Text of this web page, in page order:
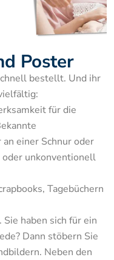
Poster
bestellt. Und ihr
für die
einer Schnur oder
oder unkonventionell
Tagebüchern
haben sich für ein
Dann stöbern Sie
Neben den